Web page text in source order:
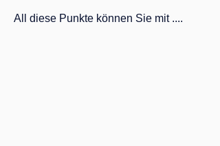
All diese Punkte können Sie mit ....